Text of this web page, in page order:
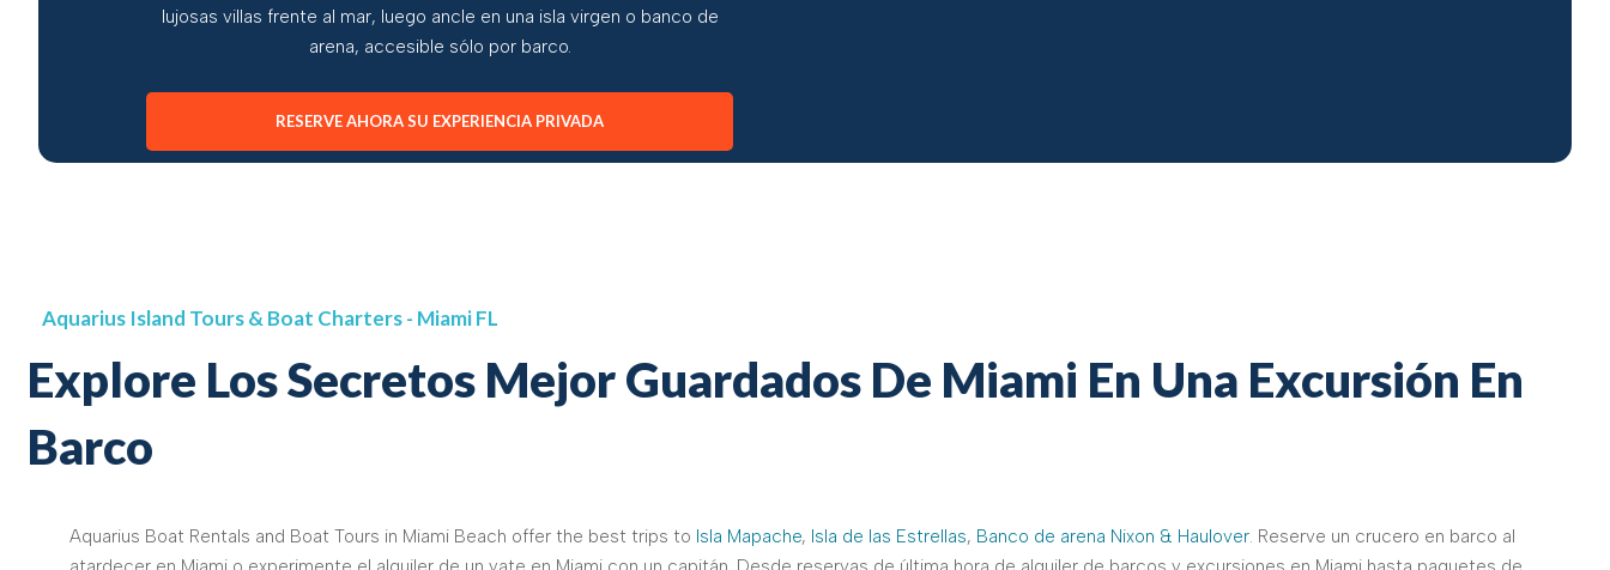
lujosas villas frente al mar, luego ancle en una isla virgen o banco de
arena, accesible sólo por barco.
RESERVE AHORA SU EXPERIENCIA PRIVADA
Aquarius Island Tours & Boat Charters - Miami FL
Explore Los Secretos Mejor Guardados De Miami En Una Excursión En
Barco
Aquarius Boat Rentals and Boat Tours in Miami Beach offer the best trips to Isla Mapache, Isla de las Estrellas, Banco de arena Nixon & Haulover. Reserve un crucero en barco al